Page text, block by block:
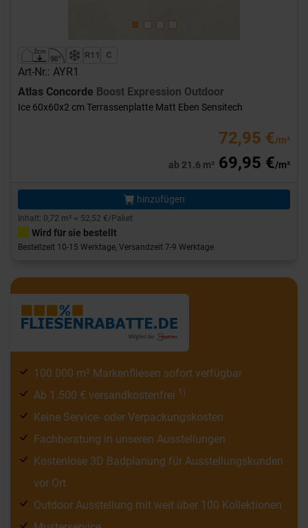
Art-Nr.: AYR1
Atlas Concorde Boost Expression Outdoor
Ice 60x60x2 cm Terrassenplatte Matt Eben Sensitech
72,95 €/m²
ab 21.6 m² 69,95 €/m²
hinzufügen
Inhalt: 0,72 m² = 52,52 €/Paket
Wird für sie bestellt
Bestellzeit 10-15 Werktage, Versandzeit 7-9 Werktage
100.000 m² Markenfliesen sofort verfügbar
Ab 1.500 € versandkostenfrei 1)
Keine Service- oder Verpackungskosten
Fachberatung in unseren Ausstellungen
Kostenlose 3D Badplanung für Ausstellungskunden
vor Ort
Outdoor Ausstellung mit weit über 100 Kollektionen